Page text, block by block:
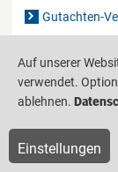
Gutachten-
Barrierefreiheit
Auf unserer
verwendet.
ablehnen.
Einstellungen